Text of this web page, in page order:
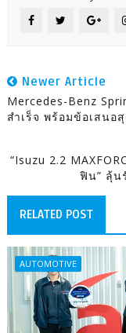
Newer Article
Mercedes-Benz
สำเร็จ พร้อมข้อเสนอ
“Isuzu 2.2
ฟิน” ลุ้น
RELATED POST
AUTOMOTIVE